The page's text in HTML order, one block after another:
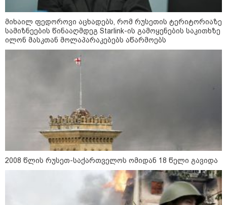
რა უნდა გავაკეთოთ პირველ
რიგში შუქის გამორთვისას: 5
მნიშვნელოვანი ნაბიჯი
მიხაილ ფედოროვი აცხადებს, რომ რუსეთის ტერიტორიაზე
სამიზნეების წინააღმდეგ Starlink-ის გამოყენების საკითხზე
ილონ მასკთან მოლაპარაკებებს აწარმოებს
2008 წლის რუსეთ-საქართველოს ომიდან 18 წელი გავიდა